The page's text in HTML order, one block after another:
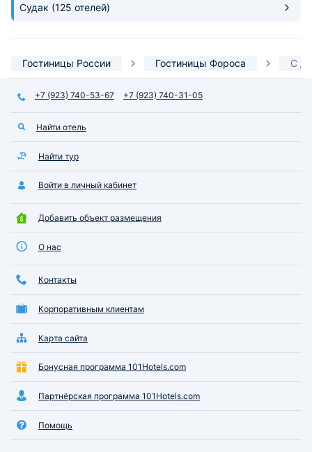
Судак (125 отелей)
Гостиницы России Гостиницы Фороса С
+7 (923) 740-53-67 +7 (923) 740-31-05
Найти отель
Найти тур
Войти в личный кабинет
Добавить объект размещения
О нас
Контакты
Корпоративным клиентам
Карта сайта
Бонусная программа 101Hotels.com
Партнёрская программа 101Hotels.com
Помощь